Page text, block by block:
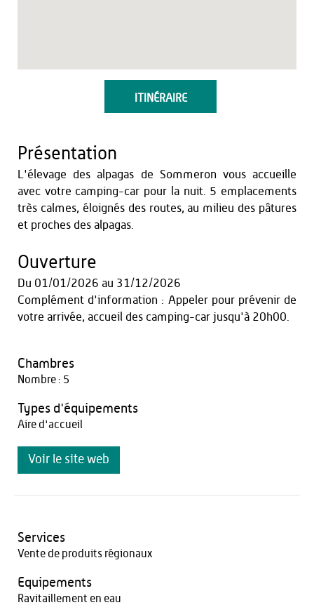
ITINÉRAIRE
Présentation
L'élevage des alpagas de Sommeron vous accueille
avec votre camping-car pour la nuit. 5 emplacements
très calmes, éloignés des routes, au milieu des pâtures
et proches des alpagas.
Ouverture
Du 01/01/2026 au 31/12/2026
Complément d'information : Appeler pour prévenir de
votre arrivée, accueil des camping-car jusqu'à 20h00.
Chambres
Nombre : 5
Types d'équipements
Aire d'accueil
Voir le site web
Services
Vente de produits régionaux
Equipements
Ravitaillement en eau